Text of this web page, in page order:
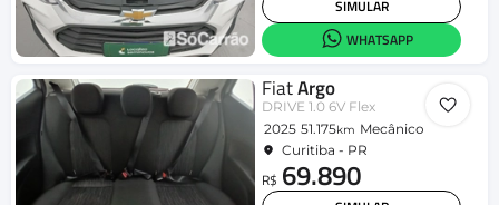
SIMULAR
WHATSAPP
FiatArgo
DRIVE 1.0 6V Flex
2025 51.175km Mecânico
Curitiba - PR
R$ 69.890